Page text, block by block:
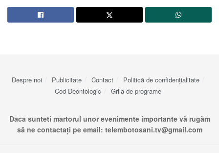
Despre noi Publicitate Contact
Politică de confidențialitate
Cod Deontologic
Grila de programe
Daca sunteti martorul unor evenimente importante vă rugăm
să ne contactați pe email: telembotosani.tv@gmail.com